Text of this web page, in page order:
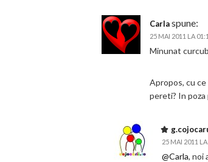
Carlaspune:
25 MAI 2011 LA
Minunat
Apropos, cu
pereti? In poza
25 MAI 2011
@Carla, noi